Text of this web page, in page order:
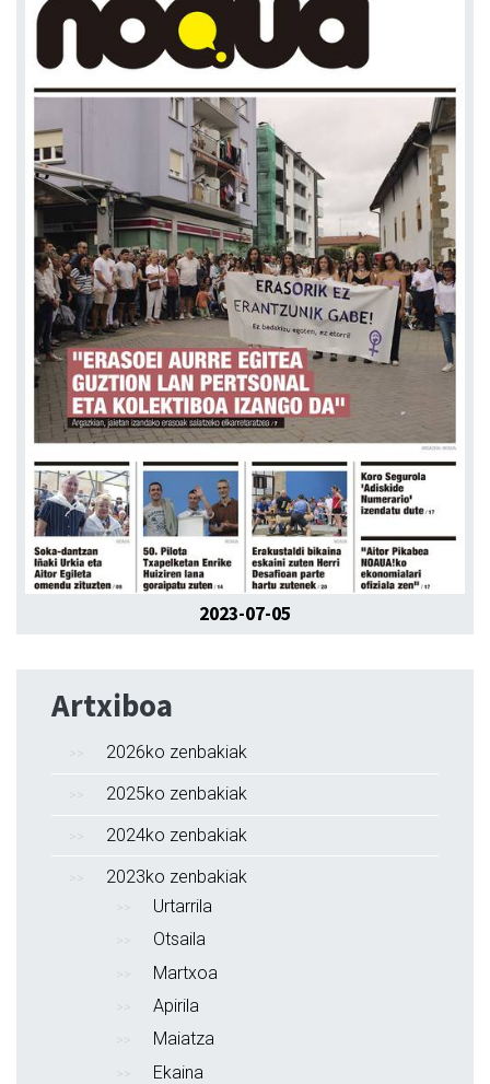
2023-07-05
Artxiboa
2026ko zenbakiak
2025ko zenbakiak
2024ko zenbakiak
2023ko zenbakiak
Urtarrila
Otsaila
Martxoa
Apirila
Maiatza
Ekaina